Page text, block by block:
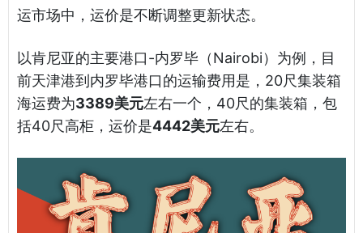
运市场中，运价是不断调整更新状态。
以肯尼亚的主要港口-内罗毕（Nairobi）为例，目
前天津港到内罗毕港口的运输费用是，20尺集装箱
海运费为3389美元左右一个，40尺的集装箱，包
括40尺高柜，运价是4442美元左右。